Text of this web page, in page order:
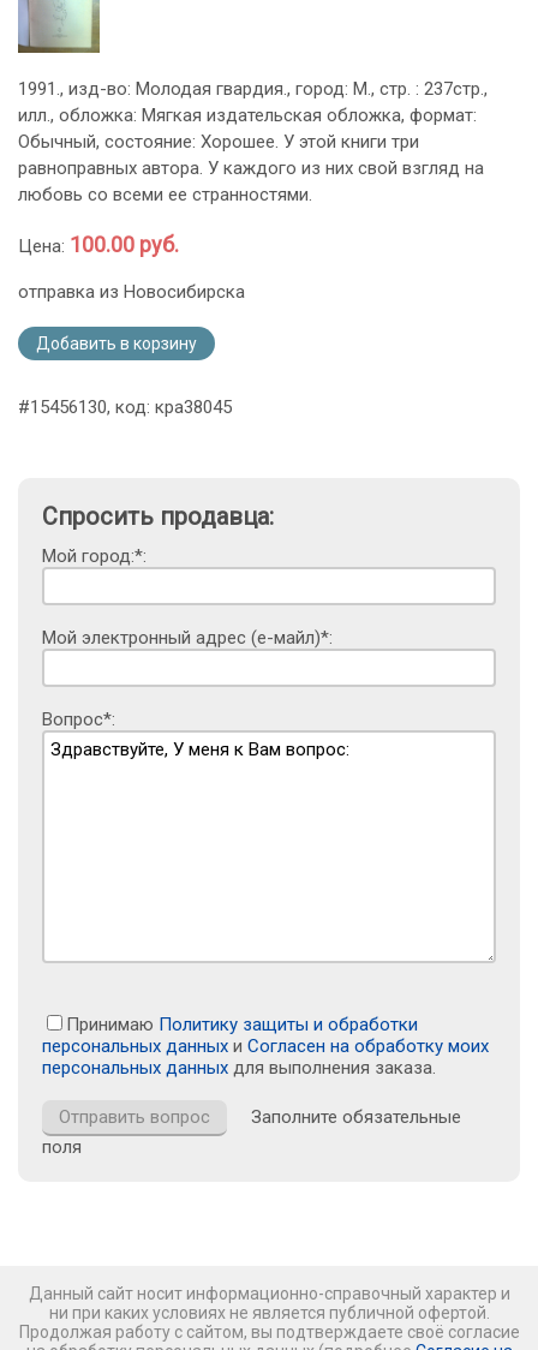
1991., изд-во: Молодая гвардия., город: М., стр. : 237стр.,
илл., обложка: Мягкая издательская обложка, формат:
Обычный, состояние: Хорошее. У этой книги три
равноправных автора. У каждого из них свой взгляд на
любовь со всеми ее странностями.
Цена: 100.00 руб.
отправка из Новосибирска
Добавить в корзину
#15456130, код: кра38045
Спросить продавца:
Мой город:*:
Мой электронный адрес (е-майл)*:
Вопрос*:
Принимаю Политику защиты и обработки
персональных данных и Согласен на обработку моих
персональных данных для выполнения заказа.
Заполните обязательные
поля
Данный сайт носит информационно-справочный характер и
ни при каких условиях не является публичной офертой.
Продолжая работу с сайтом, вы подтверждаете своё согласие